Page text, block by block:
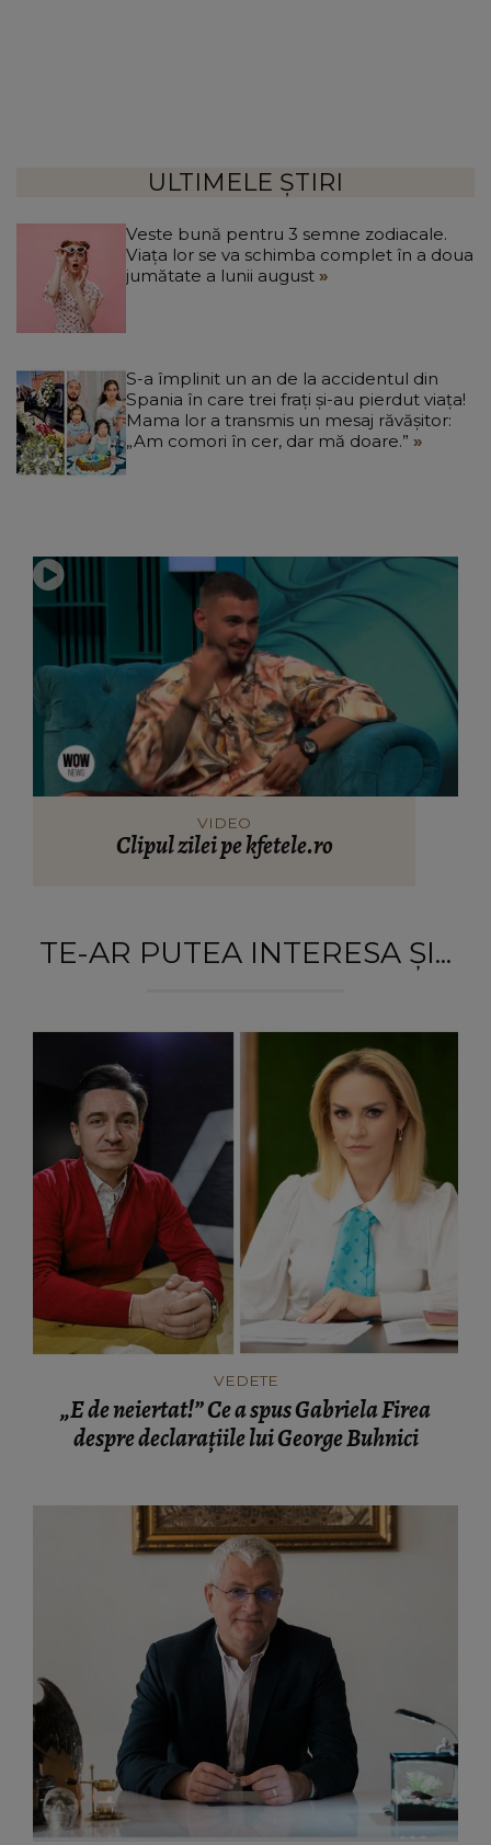
ULTIMELE ȘTIRI
Veste bună pentru 3 semne zodiacale.
Viața lor se va schimba complet în a doua
jumătate a lunii august
S-a împlinit un an de la accidentul din
Spania în care trei frați și-au pierdut viața!
Mama lor a transmis un mesaj răvășitor:
„Am comori în cer, dar mă doare.”
VIDEO
Clipul zilei pe kfetele.ro
TE-AR PUTEA INTERESA ȘI...
VEDETE
„E de neiertat!” Ce a spus Gabriela Firea
despre declarațiile lui George Buhnici